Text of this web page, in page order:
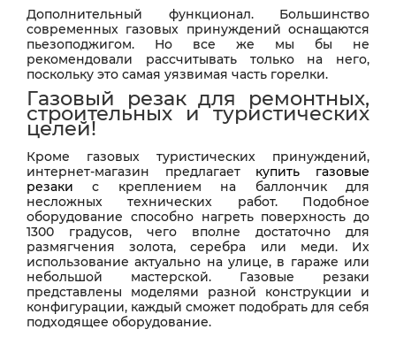
Дополнительный функционал. Большинство
современных газовых принуждений оснащаются
пьезоподжигом. Но все же мы бы не
рекомендовали рассчитывать только на него,
поскольку это самая уязвимая часть горелки.
Газовый резак для ремонтных,
строительных и туристических
целей!
Кроме газовых туристических принуждений,
интернет-магазин предлагает купить газовые
резаки с креплением на баллончик для
несложных технических работ. Подобное
оборудование способно нагреть поверхность до
1300 градусов, чего вполне достаточно для
размягчения золота, серебра или меди. Их
использование актуально на улице, в гараже или
небольшой мастерской. Газовые резаки
представлены моделями разной конструкции и
конфигурации, каждый сможет подобрать для себя
подходящее оборудование.